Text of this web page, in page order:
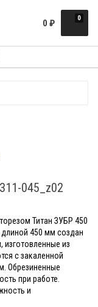
0
0 ₽
045_z02
Титан ЗУБР 450
450 мм создан
изготовленные из
с закаленной
Обрезиненные
при работе.
и